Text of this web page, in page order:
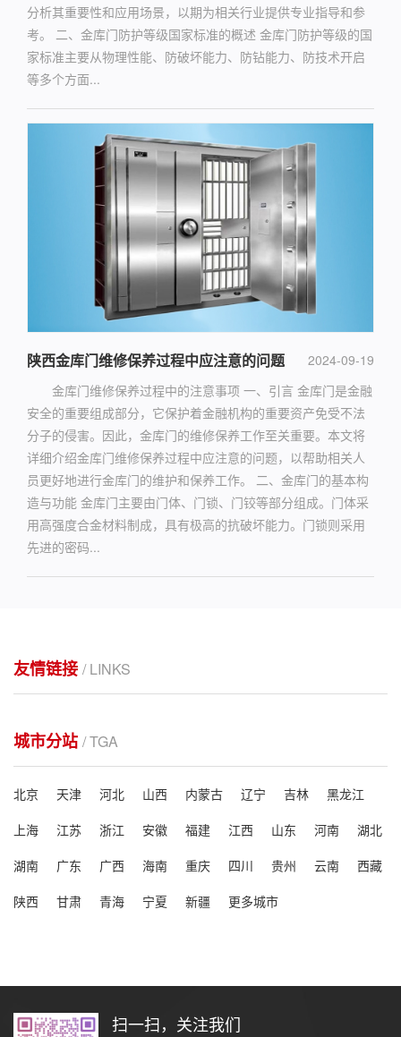
分析其重要性和应用场景，以期为相关行业提供专业指导和参
考。 二、金库门防护等级国家标准的概述 金库门防护等级的国
家标准主要从物理性能、防破坏能力、防钻能力、防技术开启
等多个方面...
2024-09-19
陕西金库门维修保养过程中应注意的问题
金库门维修保养过程中的注意事项 一、引言 金库门是金融
安全的重要组成部分，它保护着金融机构的重要资产免受不法
分子的侵害。因此，金库门的维修保养工作至关重要。本文将
详细介绍金库门维修保养过程中应注意的问题，以帮助相关人
员更好地进行金库门的维护和保养工作。 二、金库门的基本构
造与功能 金库门主要由门体、门锁、门铰等部分组成。门体采
用高强度合金材料制成，具有极高的抗破坏能力。门锁则采用
先进的密码...
友情链接 / LINKS
城市分站 / TGA
北京 天津 河北 山西 内蒙古 辽宁 吉林
黑龙江
上海
江苏 浙江 安徽 福建 江西 山东 河南
湖北
湖南
广东 广西 海南 重庆 四川 贵州 云南
西藏
陕西
甘肃 青海 宁夏 新疆 更多城市
扫一扫，关注我们